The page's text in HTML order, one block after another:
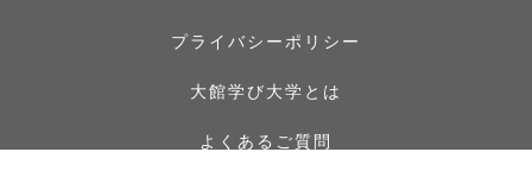
プライバシーポリシー
大館学び大学とは
よくあるご質問